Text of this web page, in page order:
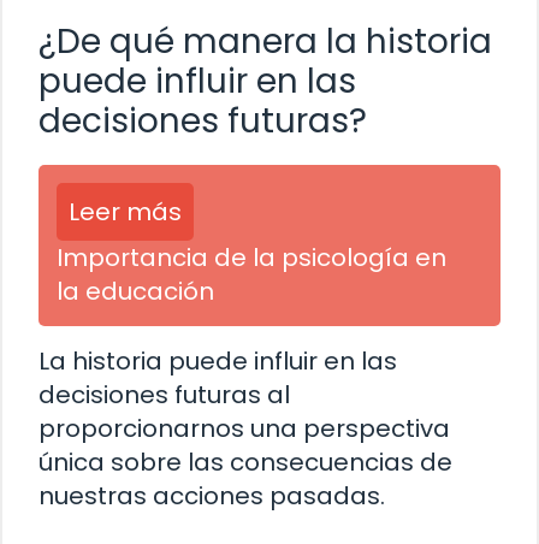
¿De qué manera la historia
puede influir en las
decisiones futuras?
Leer más
Importancia de la psicología en
la educación
La historia puede influir en las
decisiones futuras al
proporcionarnos una perspectiva
única sobre las consecuencias de
nuestras acciones pasadas.